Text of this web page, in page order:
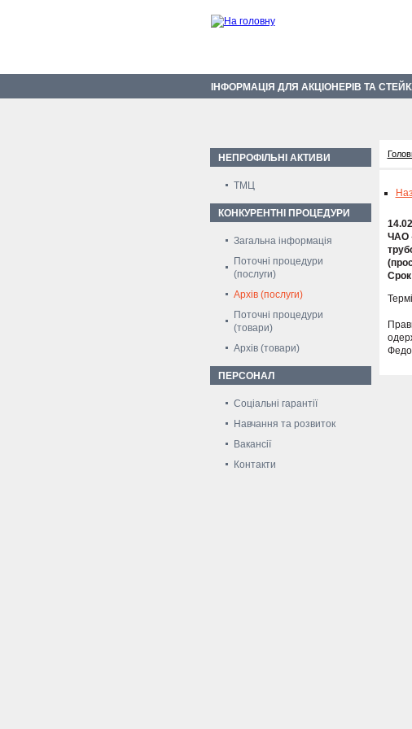
ІНФОРМАЦІЯ ДЛЯ АКЦІОНЕРІВ ТА
НЕПРОФІЛЬНІ АКТИВИ
ТМЦ
КОНКУРЕНТНІ ПРОЦЕДУРИ
Загальна інформація
Поточні процедури
(послуги)
Архів (послуги)
Поточні процедури
(товари)
Архів (товари)
ПЕРСОНАЛ
Соціальні гарантії
Навчання та розвиток
Вакансії
Контакти
ЧАО